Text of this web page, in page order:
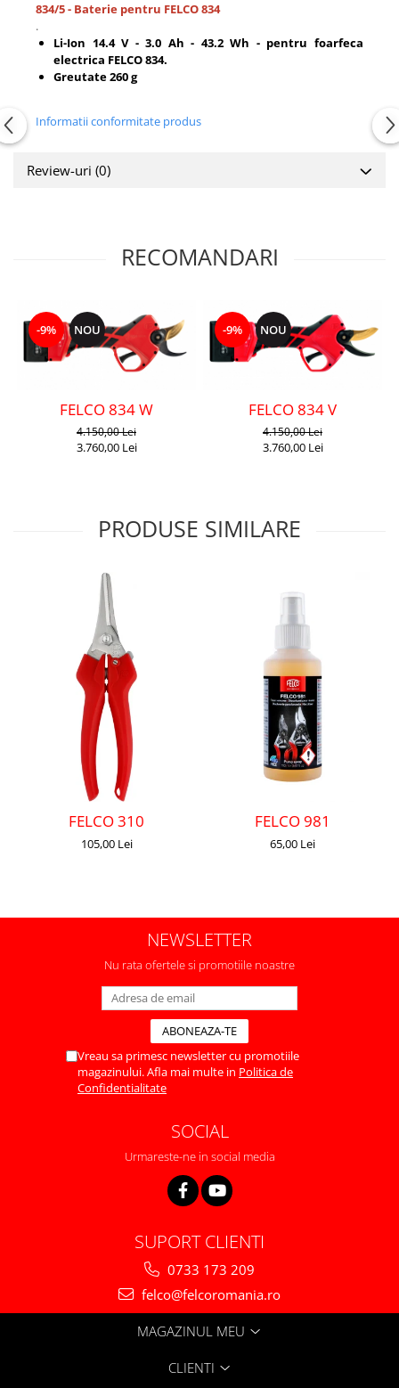
834/5 - Baterie pentru FELCO 834
.
Li-Ion 14.4 V - 3.0 Ah - 43.2 Wh - pentru foarfeca
electrica FELCO 834.
Greutate 260 g
Informatii conformitate produs
Review-uri (0)
RECOMANDARI
-9% NOU
FELCO 834 W
4.150,00 Lei
3.760,00 Lei
-9% NOU
FELCO 834 V
4.150,00 Lei
3.760,00 Lei
PRODUSE SIMILARE
FELCO 310
105,00 Lei
FELCO 981
65,00 Lei
NEWSLETTER
Nu rata ofertele si promotiile noastre
Vreau sa primesc newsletter cu promotiile
magazinului. Afla mai multe in Politica de
Confidentialitate
SOCIAL
Urmareste-ne in social media
SUPORT CLIENTI
0733 173 209
felco@felcoromania.ro
MAGAZINUL MEU
CLIENTI